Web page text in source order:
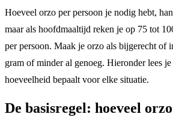
Hoeveel orzo per persoon je nodig hebt,
maar als hoofdmaaltijd reken je op 75 tot
per persoon. Maak je orzo als bijgerecht of
gram of minder al genoeg. Hieronder lees
hoeveelheid bepaalt voor elke situatie.
De basisregel: hoeveel